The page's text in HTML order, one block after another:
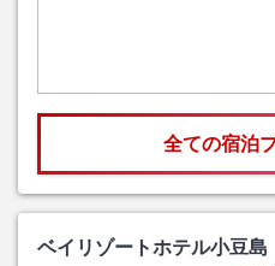
全ての宿泊
ベイリゾートホテル小豆島